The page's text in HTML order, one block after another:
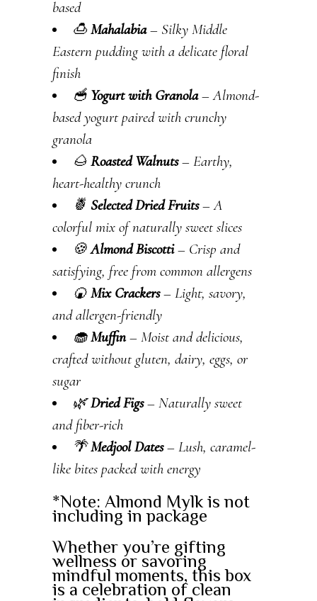
based
🍮Mahalabia– Silky Middle
Eastern pudding with a delicate floral
finish
🥣 Yogurt with Granola– Almond-
based yogurt paired with crunchy
granola
🌰 Roasted Walnuts– Earthy,
heart-healthy crunch
🍍 Selected Dried Fruits– A
colorful mix of naturally sweet slices
🍪Almond Biscotti– Crisp and
satisfying, free from common allergens
🍘 Mix Crackers– Light, savory,
and allergen-friendly
🧁Muffin– Moist and delicious,
crafted without gluten, dairy, eggs, or
sugar
🌿Dried Figs– Naturally sweet
and fiber-rich
🌴Medjool Dates– Lush, caramel-
like bites packed with energy
*Note: Almond Mylk is not
including in package
Whether you’re gifting
wellness or savoring
mindful moments, this box
is a celebration of clean